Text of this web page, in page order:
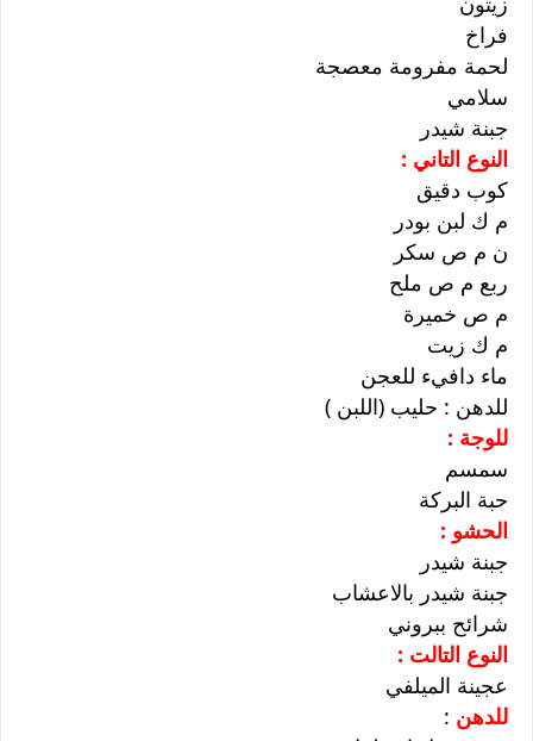
فراخ
لحمة مفرومة معصجة
سلامي
جبنة شيدر
النوع التاني :
كوب دقيق
م ك لبن بودر
ن م ص سكر
ربع م ص ملح
م ص خميرة
م ك زيت
ماء دافيء للعجن
للدهن : حليب (اللبن )
للوجة :
سمسم
حبة البركة
الحشو :
جبنة شيدر
جبنة شيدر بالاعشاب
شرائح ببروني
النوع التالت :
عجينة الميلفي
للدهن :